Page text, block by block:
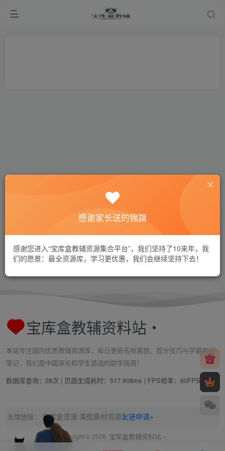
宝库盒教辅资料站・
本站专注国内优质教辅资源库，每日更新名校真题、提分技巧与学霸实战
笔记，我们是中国家长和学生首选的助学指南！
数据库查询：28次 | 页面生成耗时：517.608ms | FPS帧率： 60FPS
友情链接： 宝库盒资源 美图素材资源友链申请+
Copyright © 2026. 宝库盒教辅资料站・
感谢家长送的锦旗
感谢您进入“宝库盒教辅资源集合平台”，我们坚持了10来年，我
们的愿景：最全资源库，学习更优惠，我们会继续坚持下去！